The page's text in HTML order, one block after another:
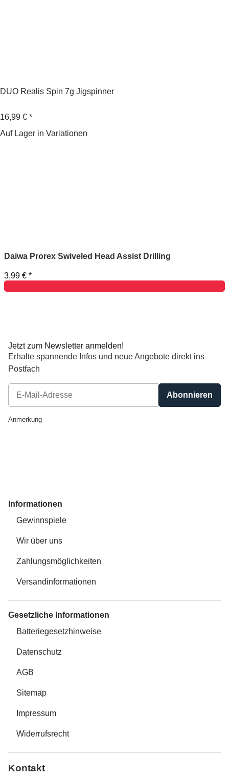
DUO Realis Spin 7g Jigspinner
16,99 € *
Auf Lager in Variationen
Daiwa Prorex Swiveled Head Assist Drilling
3,99 € *
Jetzt zum Newsletter anmelden!
Erhalte spannende Infos und neue Angebote direkt ins
Postfach
Abonnieren
Anmerkung
Informationen
Gewinnspiele
Wir über uns
Zahlungsmöglichkeiten
Versandinformationen
Gesetzliche Informationen
Batteriegesetzhinweise
Datenschutz
AGB
Sitemap
Impressum
Widerrufsrecht
Kontakt